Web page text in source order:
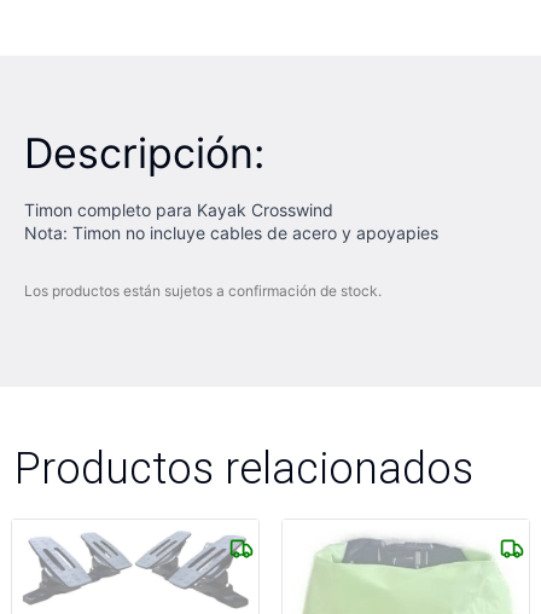
Descripción:
Timon completo para Kayak Crosswind
Nota: Timon no incluye cables de acero y apoyapies
Los productos están sujetos a confirmación de stock.
Productos relacionados